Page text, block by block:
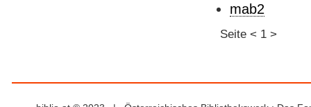
mab2
Seite < 1 >